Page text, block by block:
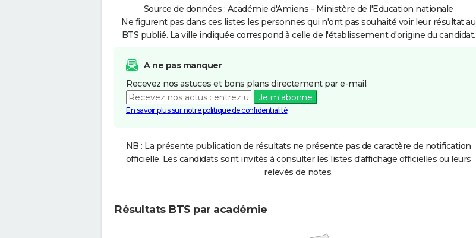
Source de données : Académie d'Amiens - Ministère de l'Education nationale
Ne figurent pas dans ces listes les personnes qui n'ont pas souhaité voir leur résultat au
BTS publié. La ville indiquée correspond à celle de l'établissement d'origine du candidat.
A ne pas manquer
Recevez nos astuces et bons plans directement par e-mail.
Je m'abonne
En savoir plus sur notre politique de confidentialité
NB : La présente publication de résultats ne présente pas de caractère de notification
officielle. Les candidats sont invités à consulter les listes d'affichage officielles ou leurs
relevés de notes.
Résultats BTS par académie